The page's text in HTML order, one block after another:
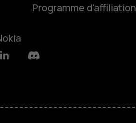
Programme d'affiliation
LinkedinDiscord